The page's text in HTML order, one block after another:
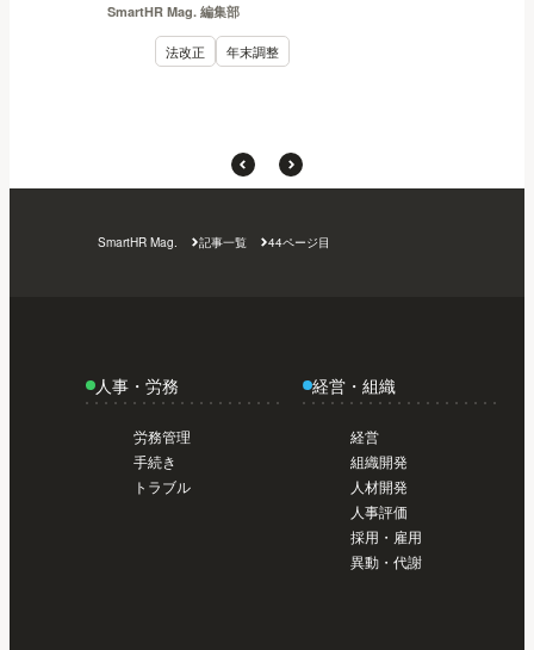
SmartHR Mag. 編集部
法改正 年末調整
SmartHR Mag. 記事一覧 44ページ目
人事・労務
労務管理
手続き
トラブル
経営・組織
経営
組織開発
人材開発
人事評価
採用・雇用
異動・代謝